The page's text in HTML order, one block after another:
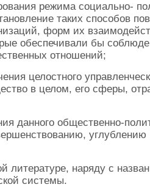
режима социально-
таких способов
форм их
обеспечивали бы
отношений;
целостного
в целом, его сферы,
данного общественно-
литературе, наряду с
системы.